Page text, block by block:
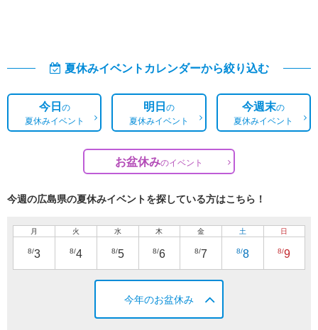
夏休みイベントカレンダーから絞り込む
今日の
夏休みイベント
明日の
夏休みイベント
今週末の
夏休みイベント
お盆休みのイベント
今週の広島県の夏休みイベントを探している方はこちら！
月
8/3
火
8/4
水
8/5
木
8/6
金
8/7
土
8/8
日
8/9
今年のお盆休み